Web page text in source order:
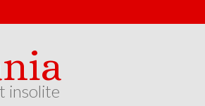
insolite